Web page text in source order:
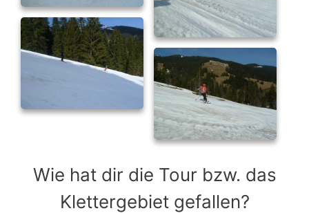
Wie hat dir die Tour bzw. das
Klettergebiet gefallen?